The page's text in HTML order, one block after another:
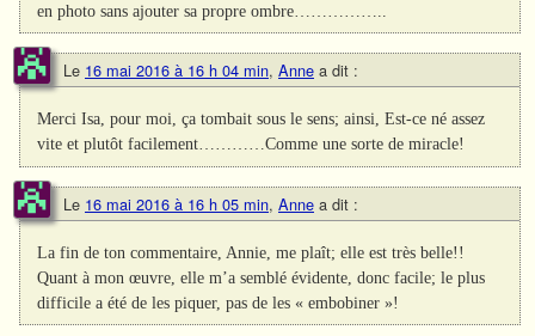
en photo sans ajouter sa propre ombre……………..
Le 16 mai 2016 à 16 h 04 min, Anne a dit :
Merci Isa, pour moi, ça tombait sous le sens; ainsi, Est-ce né assez
vite et plutôt facilement…………Comme une sorte de miracle!
Le 16 mai 2016 à 16 h 05 min, Anne a dit :
La fin de ton commentaire, Annie, me plaît; elle est très belle!!
Quant à mon œuvre, elle m’a semblé évidente, donc facile; le plus
difficile a été de les piquer, pas de les « embobiner »!